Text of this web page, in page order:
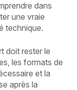
dans
une vraie
technique.
doit rester le
les formats de
et la
après la